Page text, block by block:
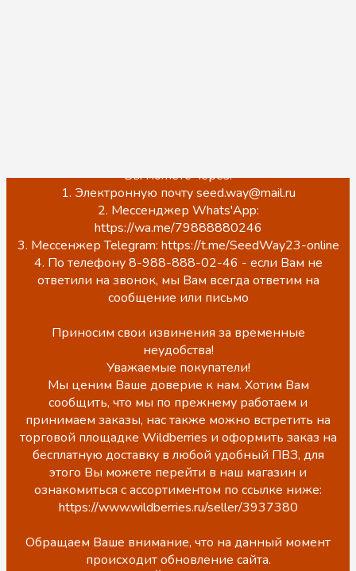
Вы можете через:
1. Электронную почту seed.way@mail.ru
2. Мессенджер Whats'App:
https://wa.me/79888880246
3. Мессенжер Telegram: https://t.me/SeedWay23-online
4. По телефону 8-988-888-02-46 - если Вам не
ответили на звонок, мы Вам всегда ответим на
сообщение или письмо
Приносим свои извинения за временные
неудобства!
Уважаемые покупатели!
Мы ценим Ваше доверие к нам. Хотим Вам
сообщить, что мы по прежнему работаем и
принимаем заказы, нас также можно встретить на
торговой площадке Wildberries и оформить заказ на
бесплатную доставку в любой удобный ПВЗ, для
этого Вы можете перейти в наш магазин и
ознакомиться с ассортиментом по ссылке ниже:
https://www.wildberries.ru/seller/3937380
Обращаем Ваше внимание, что на данный момент
происходит обновление сайта.